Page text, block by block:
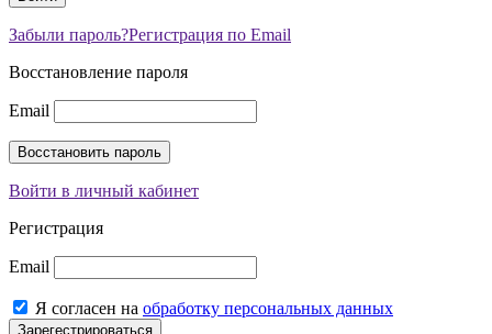
Забыли пароль?Регистрация по Email
Восстановление пароля
Email
Войти в личный кабинет
Регистрация
Email
Я согласен на обработку персональных данных